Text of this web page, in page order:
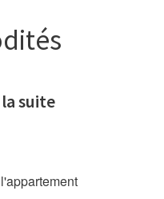
suite